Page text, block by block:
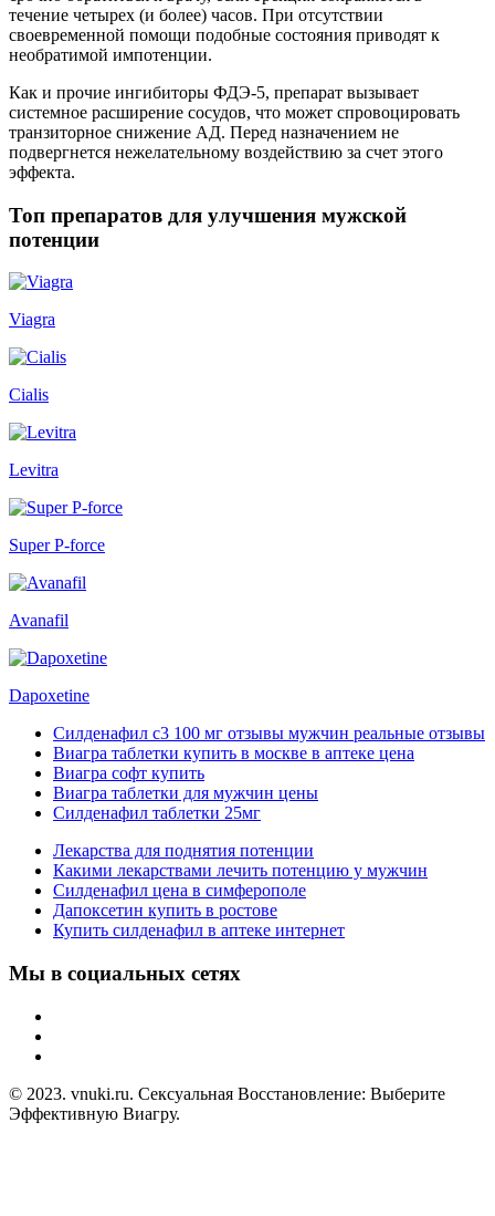
течение четырех (и более) часов. При отсутствии
своевременной помощи подобные состояния приводят к
необратимой импотенции.
Как и прочие ингибиторы ФДЭ-5, препарат вызывает
системное расширение сосудов, что может спровоцировать
транзиторное снижение АД. Перед назначением не
подвергнется нежелательному воздействию за счет этого
эффекта.
Топ препаратов для улучшения мужской
потенции
Viagra
Cialis
Levitra
Super P-force
Avanafil
Dapoxetine
Силденафил с3 100 мг отзывы мужчин реальные отзывы
Виагра таблетки купить в москве в аптеке цена
Виагра софт купить
Виагра таблетки для мужчин цены
Силденафил таблетки 25мг
Лекарства для поднятия потенции
Какими лекарствами лечить потенцию у мужчин
Силденафил цена в симферополе
Дапоксетин купить в ростове
Купить силденафил в аптеке интернет
Мы в социальных сетях
© 2023. vnuki.ru. Сексуальная Восстановление: Выберите
Эффективную Виагру.